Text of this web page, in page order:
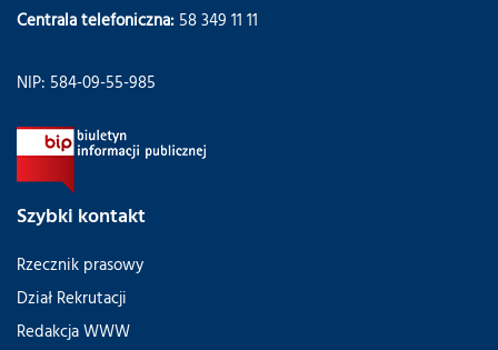
Centrala telefoniczna: 58 349 11 11
NIP: 584-09-55-985
Szybki kontakt
Rzecznik prasowy
Dział Rekrutacji
Redakcja WWW